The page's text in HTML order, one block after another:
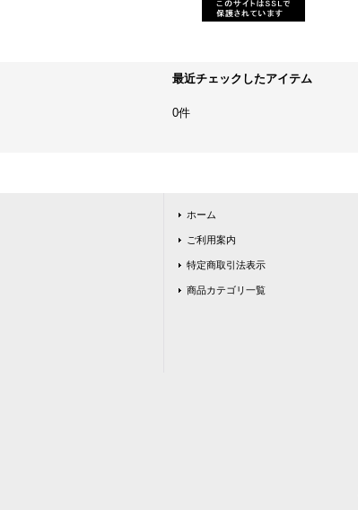
最近チェックしたアイテム
0件
ホーム
ご利用案内
特定商取引法表示
商品カテゴリ一覧